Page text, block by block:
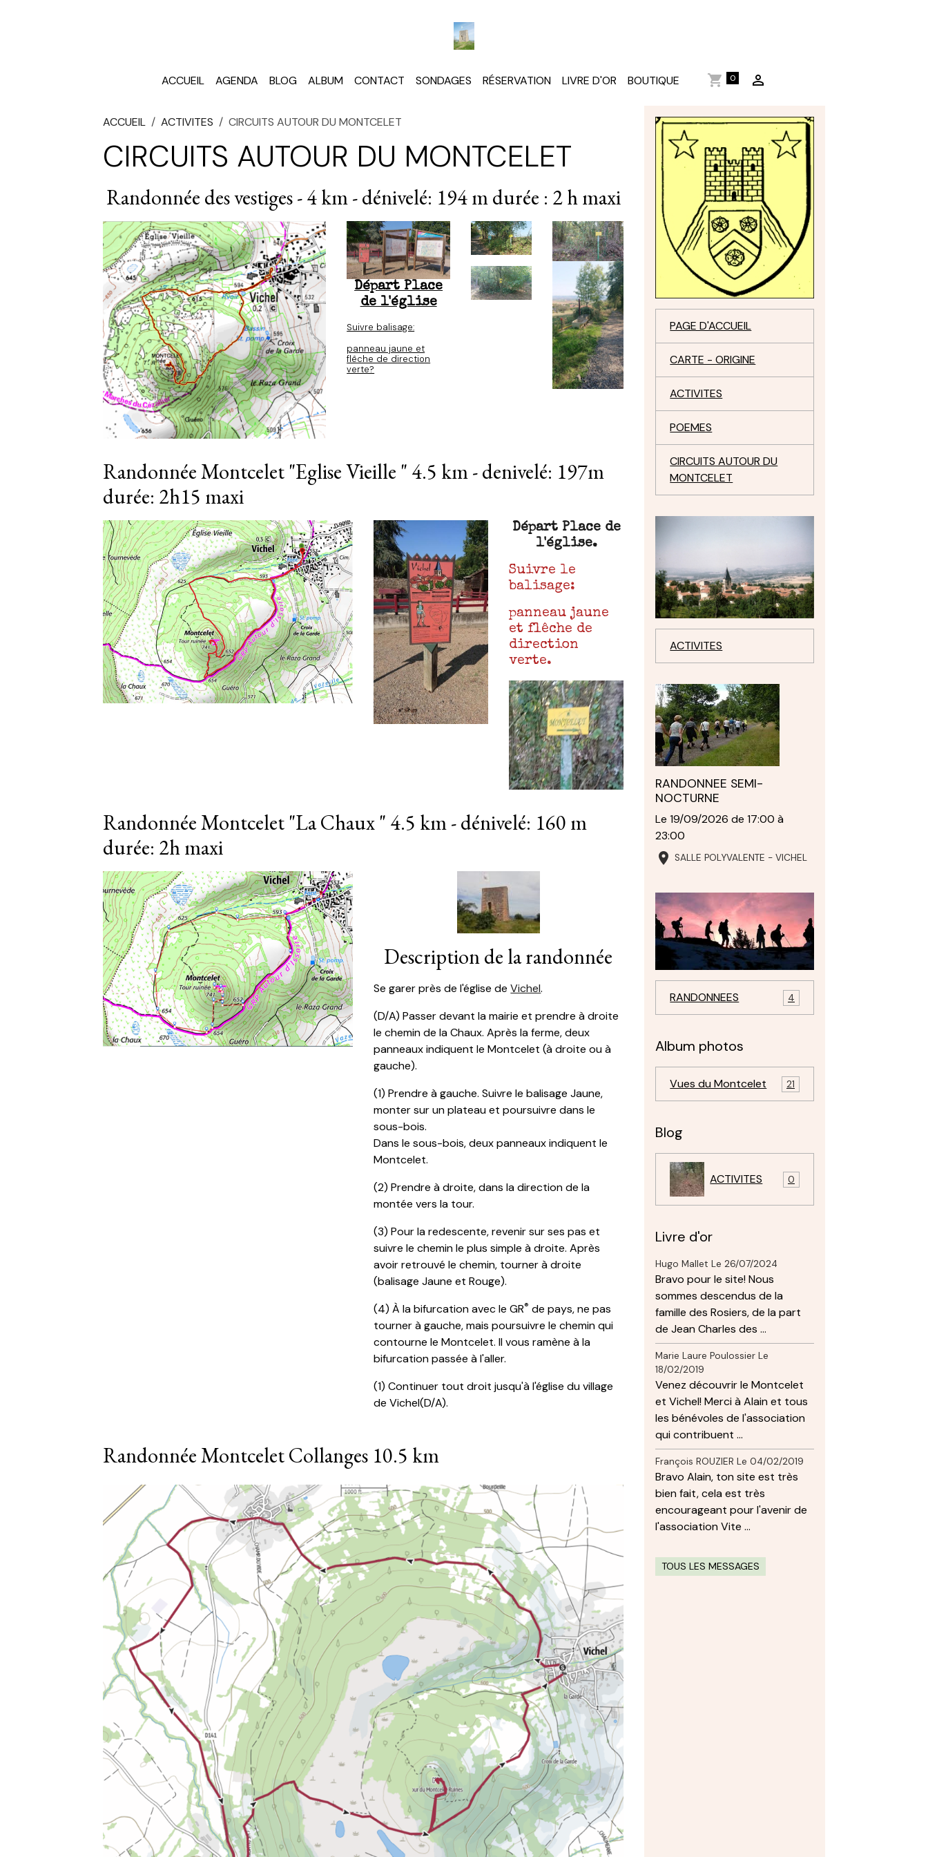
ACCUEIL AGENDA BLOG ALBUM CONTACT SONDAGES RÉSERVATION LIVRE D'OR BOUTIQUE 0
ACCUEIL ACTIVITES CIRCUITS AUTOUR DU MONTCELET
CIRCUITS AUTOUR DU MONTCELET
Randonnée des vestiges - 4 km - dénivelé: 194 m durée : 2 h maxi
Départ Place
de l'église
Suivre balisage:
panneau jaune et
flêche de direction
verte?
Randonnée Montcelet "Eglise Vieille " 4.5 km - denivelé: 197m
durée: 2h15 maxi
Départ Place de
l'église.
Suivre le
balisage:
panneau jaune
et flêche de
direction
verte.
Randonnée Montcelet "La Chaux " 4.5 km - dénivelé: 160 m
durée: 2h maxi
Description de la randonnée
Se garer près de l'église deVichel.
(D/A) Passer devant la mairie et prendre à droite
le chemin de la Chaux. Après la ferme, deux
panneaux indiquent le Montcelet (à droite ou à
gauche).
(1) Prendre à gauche. Suivre le balisage Jaune,
monter sur un plateau et poursuivre dans le
sous-bois.
Dans le sous-bois, deux panneaux indiquent le
Montcelet.
(2) Prendre à droite, dans la direction de la
montée vers la tour.
(3) Pour la redescente, revenir sur ses pas et
suivre le chemin le plus simple à droite. Après
avoir retrouvé le chemin, tourner à droite
(balisage Jaune et Rouge).
(4) À la bifurcation avec le GR® de pays, ne pas
tourner à gauche, mais poursuivre le chemin qui
contourne le Montcelet. Il vous ramène à la
bifurcation passée à l'aller.
(1) Continuer tout droit jusqu'à l'église du village
de Vichel(D/A).
Randonnée Montcelet Collanges 10.5 km
PAGE D'ACCUEIL
CARTE - ORIGINE
ACTIVITES
POEMES
CIRCUITS AUTOUR DU
MONTCELET
ACTIVITES
RANDONNEE SEMI-
NOCTURNE
Le 19/09/2026 de 17:00 à
23:00
SALLE POLYVALENTE - VICHEL
RANDONNEES 4
Album photos
Vues du Montcelet 21
Blog
ACTIVITES 0
Livre d'or
Hugo Mallet Le 26/07/2024
Bravo pour le site! Nous
sommes descendus de la
famille des Rosiers, de la part
de Jean Charles des ...
Marie Laure Poulossier Le
18/02/2019
Venez découvrir le Montcelet
et Vichel! Merci à Alain et tous
les bénévoles de l'association
qui contribuent ...
François ROUZIER Le 04/02/2019
Bravo Alain, ton site est très
bien fait, cela est très
encourageant pour l'avenir de
l'association Vite ...
TOUS LES MESSAGES